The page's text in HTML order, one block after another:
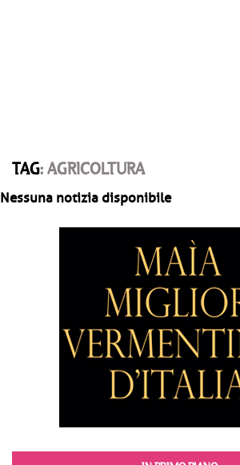
TAG: AGRICOLTURA
Nessuna notizia disponibile